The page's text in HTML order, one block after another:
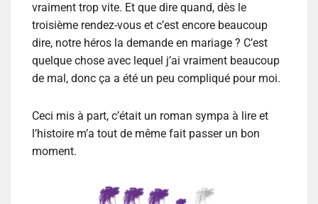
vraiment trop vite. Et que dire quand, dès le
troisième rendez-vous et c’est encore beaucoup
dire, notre héros la demande en mariage ? C’est
quelque chose avec lequel j’ai vraiment beaucoup
de mal, donc ça a été un peu compliqué pour moi.
Ceci mis à part, c’était un roman sympa à lire et
l’histoire m’a tout de même fait passer un bon
moment.